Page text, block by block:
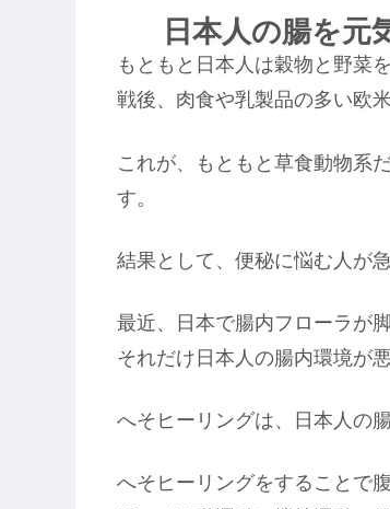
日本人の腸を元
もともと日本人は穀物と野菜
戦後、肉食や乳製品の多い欧
これが、もともと草食動物系
す。
結果として、便秘に悩む人が
最近、日本で腸内フローラが
それだけ日本人の腸内環境が
へそヒーリングは、日本人の
へそヒーリングをすることで